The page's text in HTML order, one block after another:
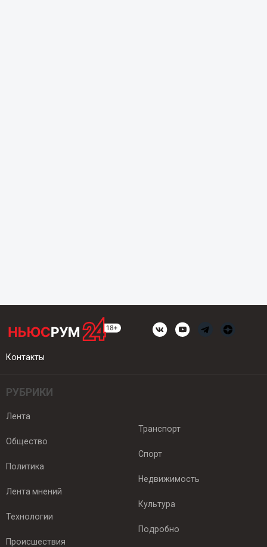
Контакты
РУБРИКИ
Лента
Общество
Политика
Лента мнений
Технологии
Происшествия
Транспорт
Спорт
Недвижимость
Культура
Подробно